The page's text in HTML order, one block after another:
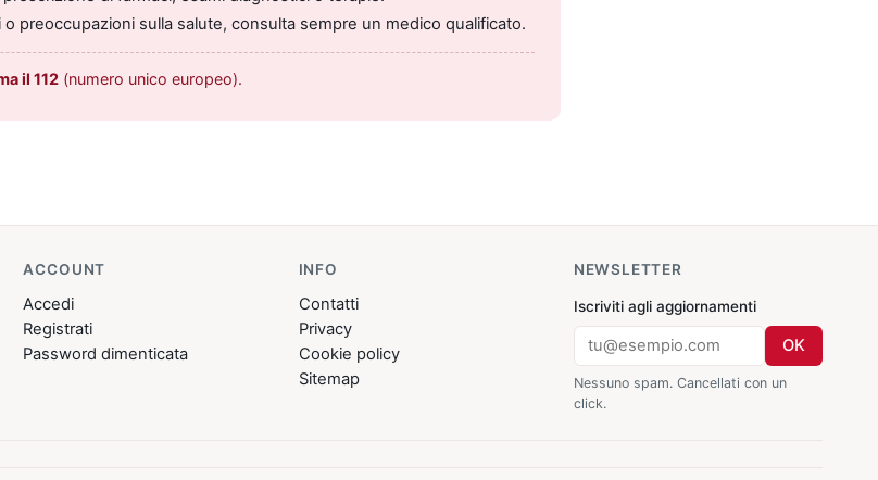
preoccupazioni sulla salute, consulta sempre un medico qualificato.
il 112 (numero unico europeo).
ACCOUNT
Accedi
Registrati
Password dimenticata
INFO
Contatti
Privacy
Cookie policy
Sitemap
NEWSLETTER
Iscriviti agli aggiornamenti
OK
Nessuno spam. Cancellati con un
click.